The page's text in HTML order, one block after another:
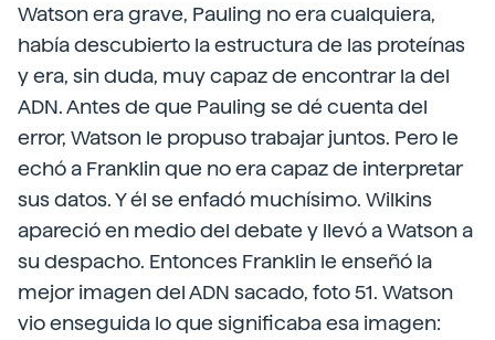
Watson era grave, Pauling no era cualquiera,
había descubierto la estructura de las proteínas
y era, sin duda, muy capaz de encontrar la del
ADN. Antes de que Pauling se dé cuenta del
error, Watson le propuso trabajar juntos. Pero le
echó a Franklin que no era capaz de interpretar
sus datos. Y él se enfadó muchísimo. Wilkins
apareció en medio del debate y llevó a Watson a
su despacho. Entonces Franklin le enseñó la
mejor imagen del ADN sacado, foto 51. Watson
vio enseguida lo que significaba esa imagen: